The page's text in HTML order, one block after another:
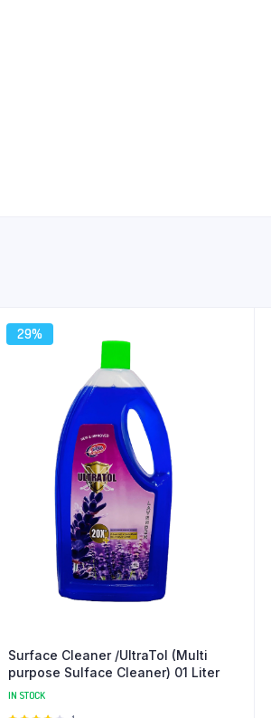
29%
Surface Cleaner /UltraTol (Multi
purpose Sulface Cleaner) 01 Liter
IN STOCK